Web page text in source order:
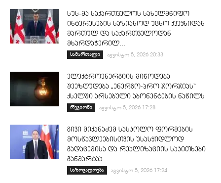
სუს-მა საქართველოს სახელმწიფო
ინტერესების საზიანოდ უცხო ქვეყნიდან
მართულ და საქართველოდან
მხარდაჭერილ...
სამართალი აგვისტო 5, 2026 20:33
ელექტროენერგიის მიწოდება
შეეზღუდება „ენერგო-პრო ჯორჯიას“
ქსელში არსებული აბონენტების ნაწილს
რეგიონი აგვისტო 5, 2026 17:28
გივი მიქანაძემ სასკოლო ფორმების
მოსწავლეებისთვის უსასყიდლოდ
გადაცემისა და რეალიზაციის საკითხები
განმარტაა
საზოგადოება აგვისტო 5, 2026 17:24